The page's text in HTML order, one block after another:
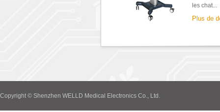
les chat...
Plus de
Copyright © Shenzhen WELLD Medical Electronics Co., Ltd.